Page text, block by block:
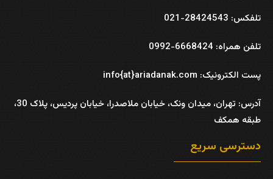
تلفکس: 28424543-021
تلفن همراه: 6668424-0992
پست الکترونیک: info{at}ariadanak.com
آدرس:
تهران، میدان ونک، خیابان ملاصدرا، خیابان پردیس، پلاک 30،
طبقه همکف
دسترسی سریع